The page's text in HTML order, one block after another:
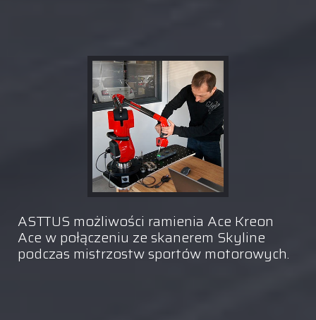
ASTTUS możliwości ramienia Ace Kreon
Ace w połączeniu ze skanerem Skyline
podczas mistrzostw sportów motorowych.